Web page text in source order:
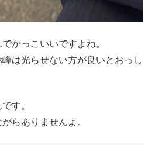
かっこいいですよね。
は光らせない方が良いとおっし
す。
らありませんよ。